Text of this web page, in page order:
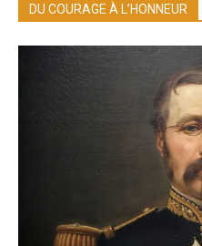
DU COURAGE À L’HONNEUR